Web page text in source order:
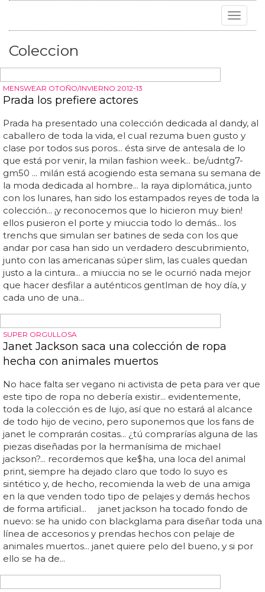
Toggle
Coleccion
MENSWEAR OTOÑO/INVIERNO 2012-13
Prada los prefiere actores
Prada ha presentado una colección dedicada al dandy, al
caballero de toda la vida, el cual rezuma buen gusto y
gm50 ... milán está acogiendo esta semana su semana de
la moda dedicada al hombre... la raya diplomática, junto
con los lunares, han sido los estampados reyes de toda la
ellos pusieron el porte y miuccia todo lo demás... los
trenchs que simulan ser batines de seda con los que
andar por casa han sido un verdadero descubrimiento,
junto con las americanas súper slim, las cuales quedan
justo a la cintura... a miuccia no se le ocurrió nada mejor
que hacer desfilar a auténticos gentlman de hoy día, y
cada uno de una...